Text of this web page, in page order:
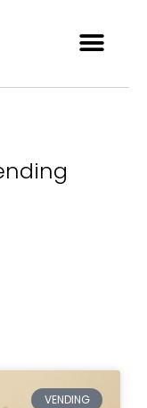
VENDING